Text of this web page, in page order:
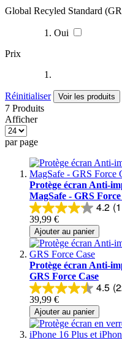
Global Recyled Standard
Oui
Prix
Réinitialiser Voir les produits
7 Produits
Afficher
par page
Protège écran Anti-
MagSafe - GRS Force
4.2
39,99 €
Ajouter au panier
Protège écran Anti-
GRS Force Case
4.5
39,99 €
Ajouter au panier